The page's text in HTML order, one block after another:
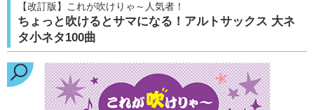
【改訂版】これが吹けりゃ～人気者！
ちょっと吹けるとサマになる！アルトサックス 大ネ
タ小ネタ100曲